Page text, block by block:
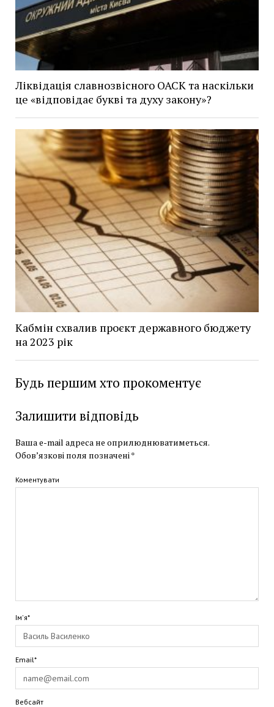
Ліквідація славнозвісного ОАСК та наскільки
це «відповідає букві та духу закону»?
Кабмін схвалив проєкт державного бюджету
на 2023 рік
Будь першим хто прокоментує
Залишити відповідь
Ваша e-mail адреса не оприлюднюватиметься.
Обов’язкові поля позначені *
Коментувати
Ім'я*
Email*
Вебсайт